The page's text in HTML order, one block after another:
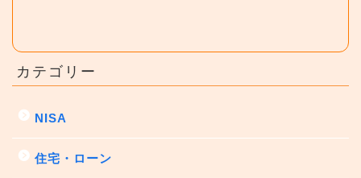
カテゴリー
NISA
住宅・ローン